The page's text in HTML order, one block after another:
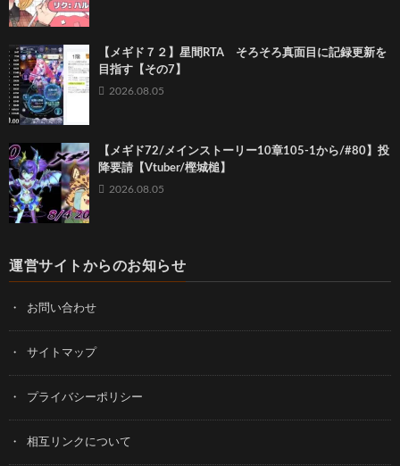
【メギド７２】星間RTA そろそろ真面目に記録更新を
目指す【その7】
2026.08.05
【メギド72/メインストーリー10章105-1から/#80】投
降要請【Vtuber/樫城槌】
2026.08.05
運営サイトからのお知らせ
お問い合わせ
サイトマップ
プライバシーポリシー
相互リンクについて